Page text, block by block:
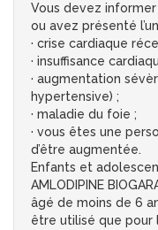
Vous devez
ou avez présenté
· crise cardiaque
· insuffisance
· augmentation
hypertensive) ;
· maladie du foie ;
· vous êtes une
d’être augmentée.
Enfants et
AMLODIPINE
âgé de moins de 6
être utilisé que pour